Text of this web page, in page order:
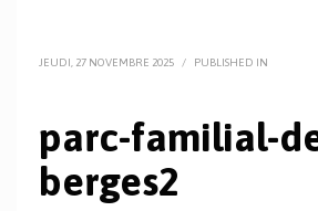
JEUDI, 27 NOVEMBRE 2025 / PUBLISHED IN
parc-familial-
berges2